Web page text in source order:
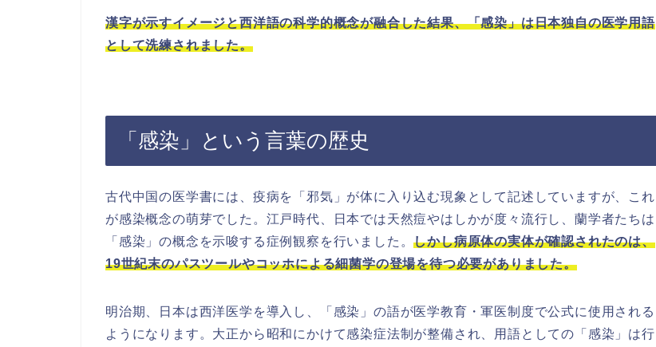
漢字が示すイメージと西洋語の科学的概念が融合した結果、「感染」は日本独自の医学用語
として洗練されました。
「感染」という言葉の歴史
古代中国の医学書には、疫病を「邪気」が体に入り込む現象として記述していますが、これ
が感染概念の萌芽でした。江戸時代、日本では天然痘やはしかが度々流行し、蘭学者たちは
「感染」の概念を示唆する症例観察を行いました。しかし病原体の実体が確認されたのは、
19世紀末のパスツールやコッホによる細菌学の登場を待つ必要がありました。
明治期、日本は西洋医学を導入し、「感染」の語が医学教育・軍医制度で公式に使用される
ようになります。大正から昭和にかけて感染症法制が整備され、用語としての「感染」は行